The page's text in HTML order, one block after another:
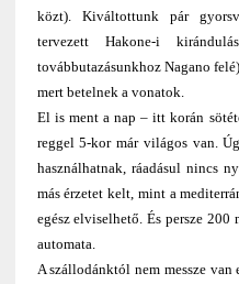
közt). Kiváltottunk pár
tervezett Hakone-i
továbbutazásunkhoz Nagano
mert betelnek a vonatok.
El is ment a nap – itt korán
reggel 5-kor már világos van.
használhatnak, ráadásul nincs
más érzetet kelt, mint a
egész elviselhető. És persze
automata.
A szállodánktól nem messze